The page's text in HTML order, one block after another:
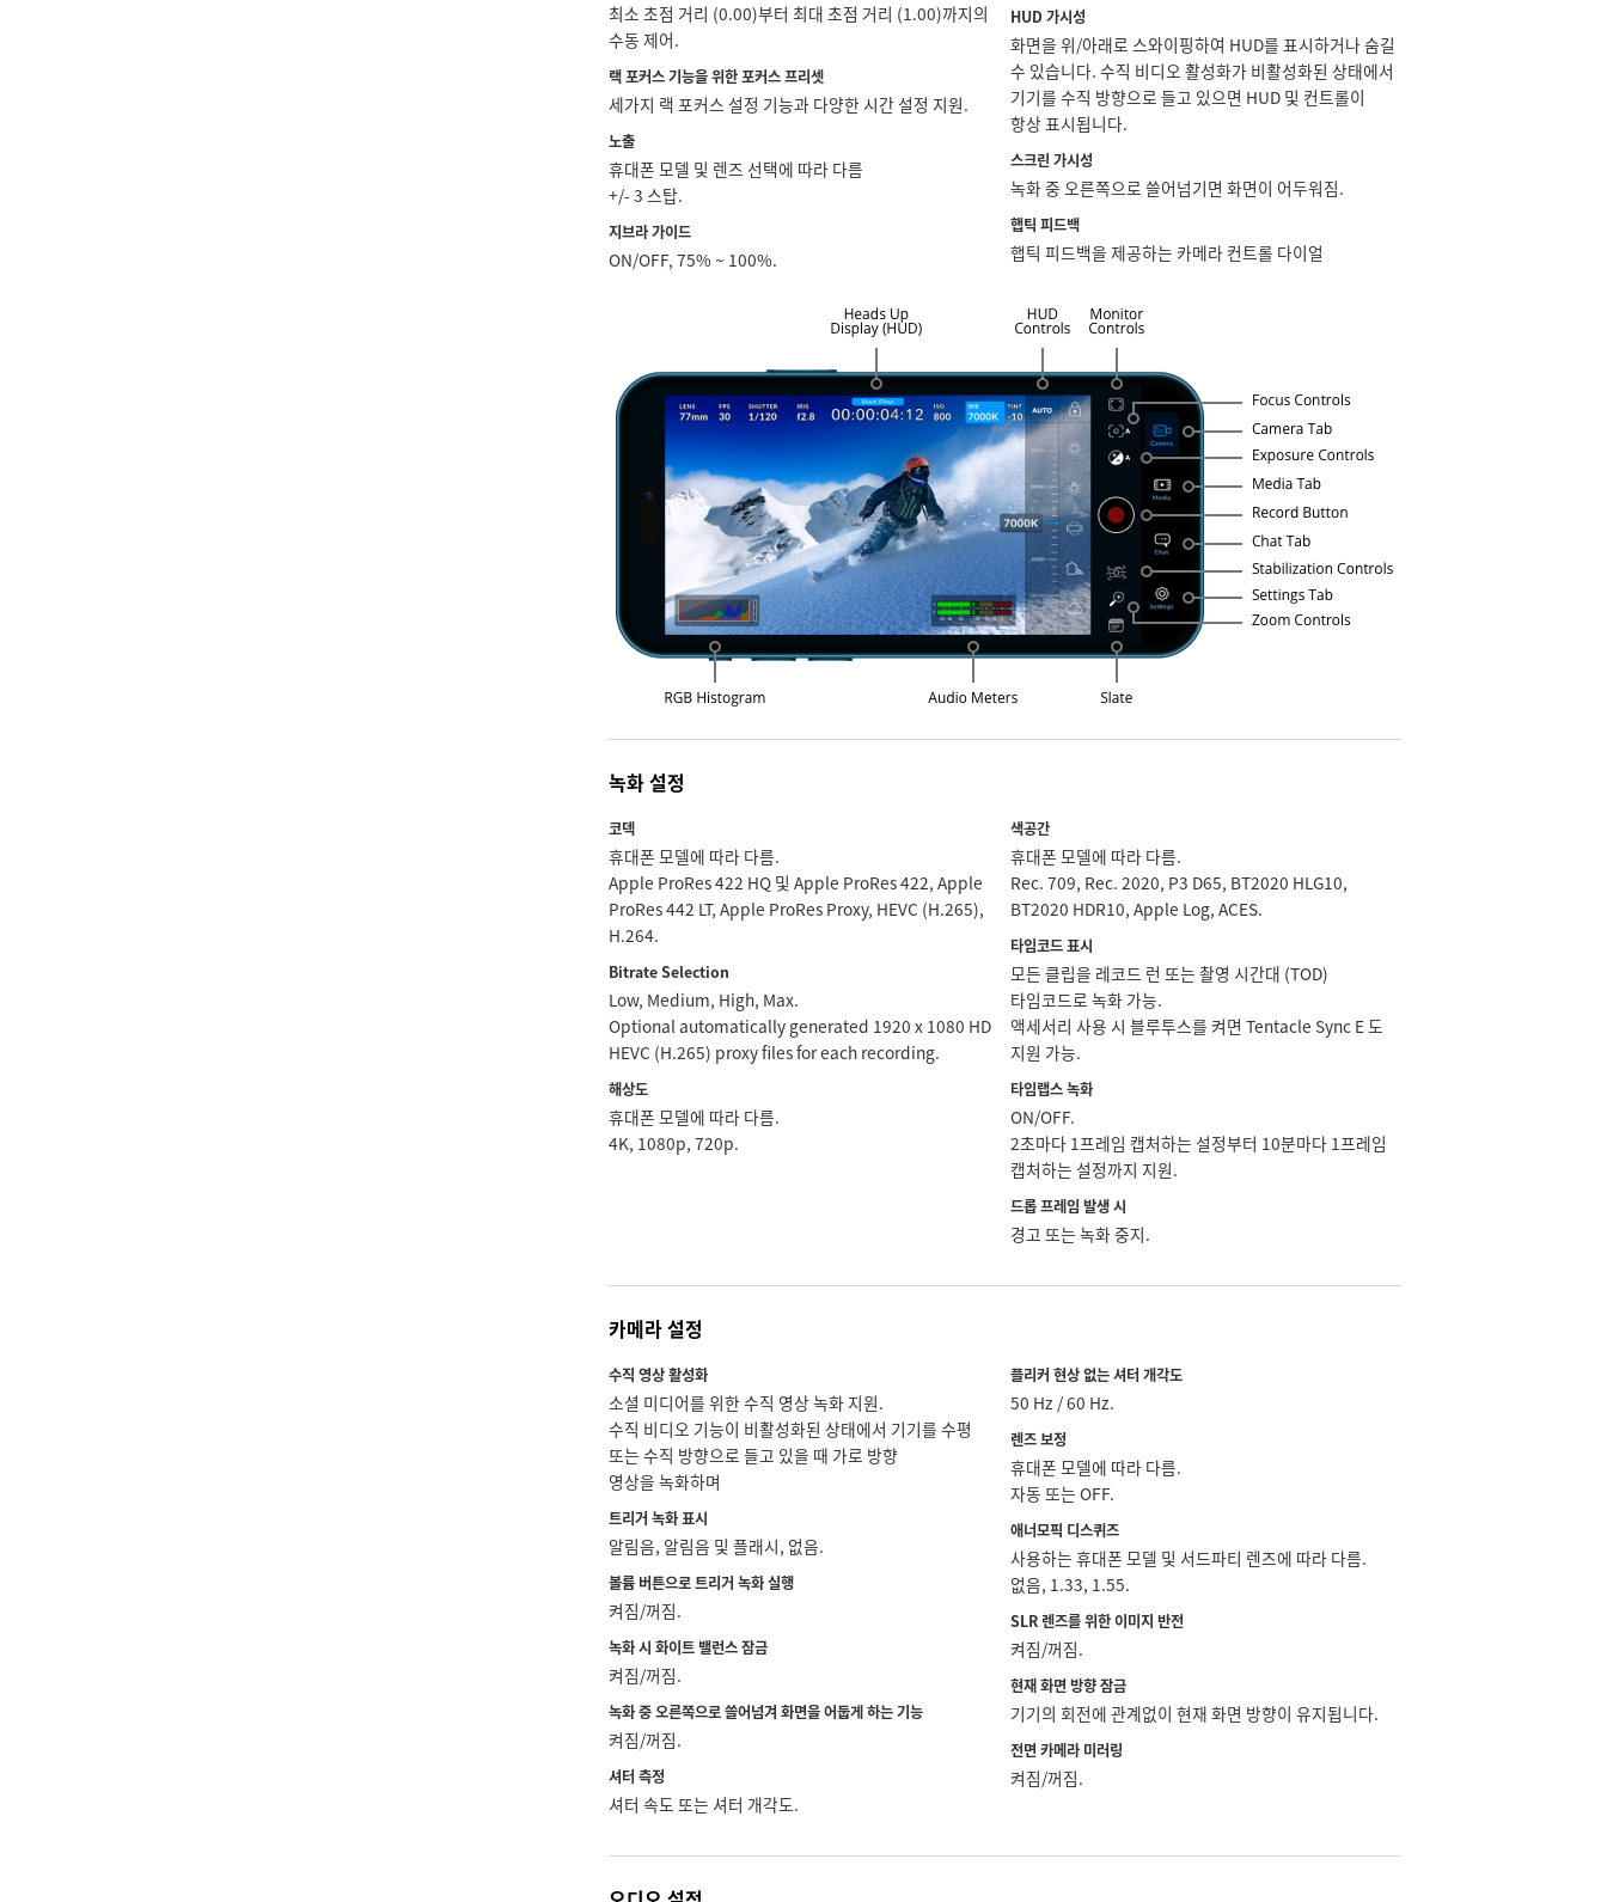
최소 초점 거리 (0.00)부터 최대 초점 거리 (1.00)까지의
수동 제어.
랙 포커스 기능을 위한 포커스 프리셋
세가지 랙 포커스 설정 기능과 다양한 시간 설정 지원.
노출
휴대폰 모델 및 렌즈 선택에 따라 다름
+/- 3 스탑.
지브라 가이드
ON/OFF, 75% ~ 100%.
HUD 가시성
화면을 위/아래로 스와이핑하여 HUD를 표시하거나 숨길
수 있습니다. 수직 비디오 활성화가 비활성화된 상태에서
기기를 수직 방향으로 들고 있으면 HUD 및 컨트롤이
항상 표시됩니다.
스크린 가시성
녹화 중 오른쪽으로 쓸어넘기면 화면이 어두워짐.
햅틱 피드백
햅틱 피드백을 제공하는 카메라 컨트롤 다이얼
녹화 설정
코덱
휴대폰 모델에 따라 다름.
Apple ProRes 422 HQ 및 Apple ProRes 422, Apple
ProRes 442 LT, Apple ProRes Proxy, HEVC (H.265),
H.264.
Bitrate Selection
Low, Medium, High, Max.
Optional automatically generated 1920 x 1080 HD
HEVC (H.265) proxy files for each recording.
해상도
휴대폰 모델에 따라 다름.
4K, 1080p, 720p.
색공간
휴대폰 모델에 따라 다름.
Rec. 709, Rec. 2020, P3 D65, BT2020 HLG10,
BT2020 HDR10, Apple Log, ACES.
타임코드 표시
모든 클립을 레코드 런 또는 촬영 시간대 (TOD)
타임코드로 녹화 가능.
액세서리 사용 시 블루투스를 켜면 Tentacle Sync E 도
지원 가능.
타임랩스 녹화
ON/OFF.
2초마다 1프레임 캡처하는 설정부터 10분마다 1프레임
캡처하는 설정까지 지원.
드롭 프레임 발생 시
경고 또는 녹화 중지.
카메라 설정
수직 영상 활성화
소셜 미디어를 위한 수직 영상 녹화 지원.
수직 비디오 기능이 비활성화된 상태에서 기기를 수평
또는 수직 방향으로 들고 있을 때 가로 방향
영상을 녹화하며
트리거 녹화 표시
알림음, 알림음 및 플래시, 없음.
볼륨 버튼으로 트리거 녹화 실행
켜짐/꺼짐.
녹화 시 화이트 밸런스 잠금
켜짐/꺼짐.
녹화 중 오른쪽으로 쓸어넘겨 화면을 어둡게 하는 기능
켜짐/꺼짐.
셔터 측정
셔터 속도 또는 셔터 개각도.
플리커 현상 없는 셔터 개각도
50 Hz / 60 Hz.
렌즈 보정
휴대폰 모델에 따라 다름.
자동 또는 OFF.
애너모픽 디스퀴즈
사용하는 휴대폰 모델 및 서드파티 렌즈에 따라 다름.
없음, 1.33, 1.55.
SLR 렌즈를 위한 이미지 반전
켜짐/꺼짐.
현재 화면 방향 잠금
기기의 회전에 관계없이 현재 화면 방향이 유지됩니다.
전면 카메라 미러링
켜짐/꺼짐.